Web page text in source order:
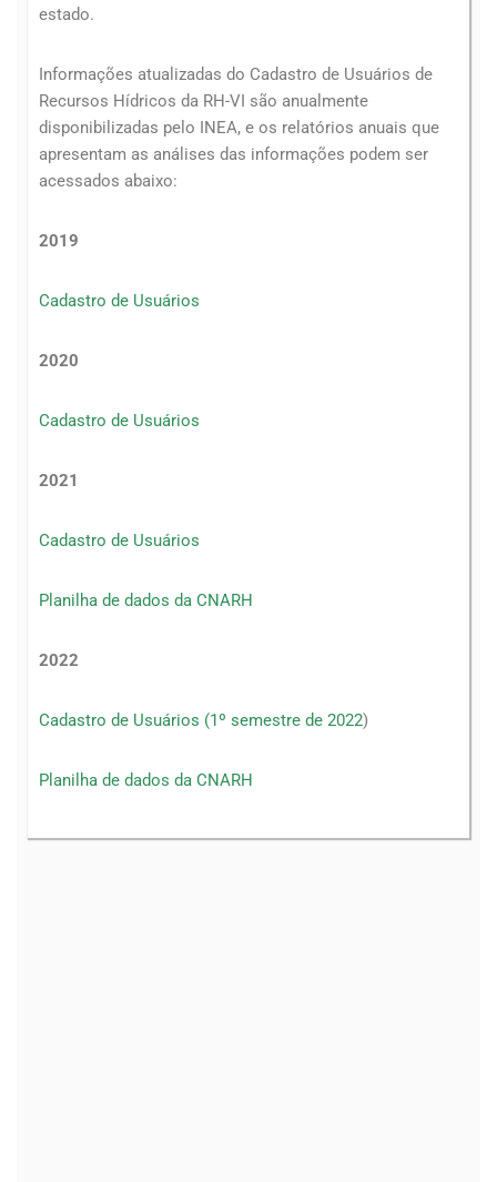
estado.
Informações atualizadas do Cadastro de Usuários de
Recursos Hídricos da RH-VI são anualmente
disponibilizadas pelo INEA, e os relatórios anuais que
apresentam as análises das informações podem ser
acessados abaixo:
2019
Cadastro de Usuários
2020
Cadastro de Usuários
2021
Cadastro de Usuários
Planilha de dados da CNARH
2022
Cadastro de Usuários (1º semestre de 2022)
Planilha de dados da CNARH